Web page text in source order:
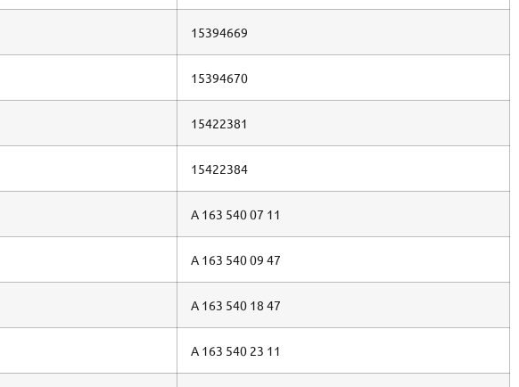
15394669
15394670
15422381
15422384
A 163 540 07 11
A 163 540 09 47
A 163 540 18 47
A 163 540 23 11